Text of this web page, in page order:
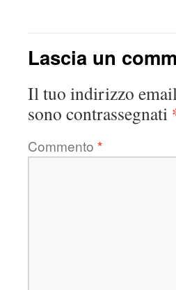
Lascia un
Il tuo indirizzo
sono contrassegnati
Commento *